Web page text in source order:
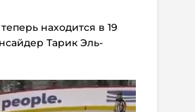
находится в 19
Тарик Эль-